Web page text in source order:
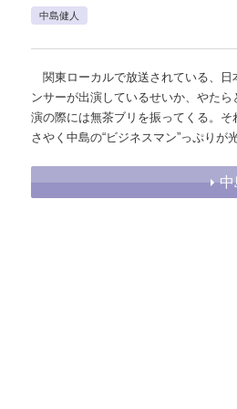
中島健人
関東ローカルで放送されている、日
ンサーが出演しているせいか、やた
演の際には無茶ブリを振ってくる。
さやく中島の“ビジネスマン”っぷりが
中